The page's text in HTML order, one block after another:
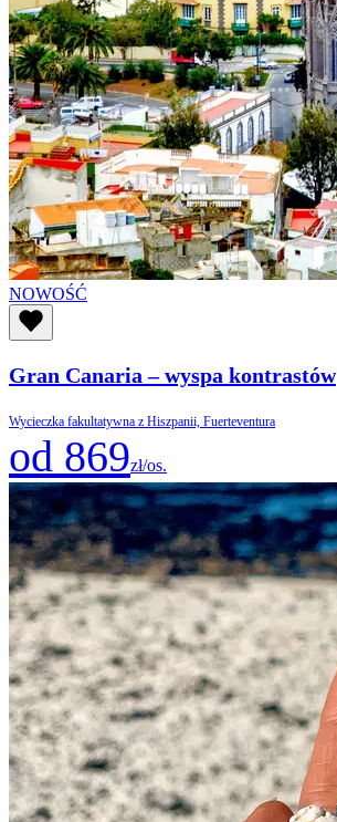
NOWOŚĆ
Gran Canaria – wyspa kontrastów
Wycieczka fakultatywna z Hiszpanii, Fuerteventura
od 869zł/os.